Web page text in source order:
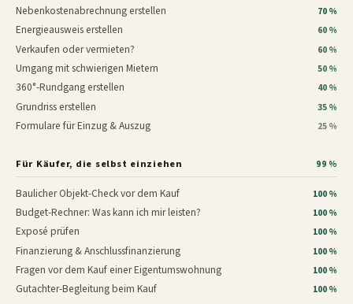
Nebenkostenabrechnung erstellen 70 %
Energieausweis erstellen 60 %
Verkaufen oder vermieten? 60 %
Umgang mit schwierigen Mietern 50 %
360°-Rundgang erstellen 40 %
Grundriss erstellen 35 %
Formulare für Einzug & Auszug 25 %
Für Käufer, die selbst einziehen 99 %
Baulicher Objekt-Check vor dem Kauf 100 %
Budget-Rechner: Was kann ich mir leisten? 100 %
Exposé prüfen 100 %
Finanzierung & Anschlussfinanzierung 100 %
Fragen vor dem Kauf einer Eigentumswohnung 100 %
Gutachter-Begleitung beim Kauf 100 %